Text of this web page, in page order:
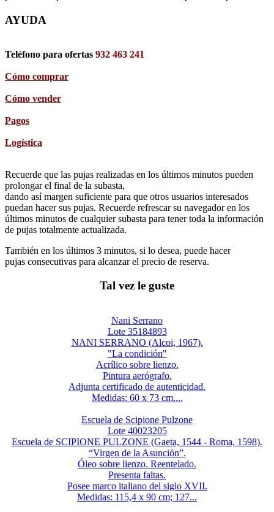
AYUDA
Teléfono para ofertas 932 463 241
Cómo comprar
Cómo vender
Pagos
Logística
Recuerde que las pujas realizadas en los últimos minutos pueden
prolongar el final de la subasta,
dando así margen suficiente para que otros usuarios interesados
puedan hacer sus pujas. Recuerde refrescar su navegador en los
últimos minutos de cualquier subasta para tener toda la información
de pujas totalmente actualizada.
También en los últimos 3 minutos, si lo desea, puede hacer
pujas consecutivas para alcanzar el precio de reserva.
Tal vez le guste
Nani Serrano
Lote 35184893
NANI SERRANO (Alcoi, 1967).
"La condición"
Acrílico sobre lienzo.
Pintura aerógrafo.
Adjunta certificado de autenticidad.
Medidas: 60 x 73 cm....
Escuela de Scipione Pulzone
Lote 40023205
Escuela de SCIPIONE PULZONE (Gaeta, 1544 - Roma, 1598).
“Virgen de la Asunción”.
Óleo sobre lienzo. Reentelado.
Presenta faltas.
Posee marco italiano del siglo XVII.
Medidas: 115,4 x 90 cm; 127...